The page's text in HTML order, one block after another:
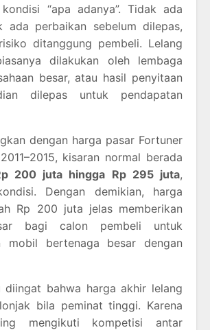
“apa adanya”. Tidak ada
ada perbaikan sebelum dilepas,
ditanggung pembeli. Lelang
dilakukan oleh lembaga
besar, atau hasil penyitaan
dilepas untuk pendapatan
dengan harga pasar Fortuner
kisaran normal berada
200 juta hingga Rp 295 juta,
Dengan demikian, harga
Rp 200 juta jelas memberikan
bagi calon pembeli untuk
mobil bertenaga besar dengan
diingat bahwa harga akhir lelang
bila peminat tinggi. Karena
mengikuti kompetisi antar